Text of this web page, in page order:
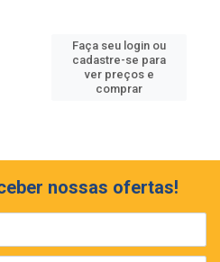
Faça seu login ou
cadastre-se para
ver preços e
comprar
nossas ofertas!